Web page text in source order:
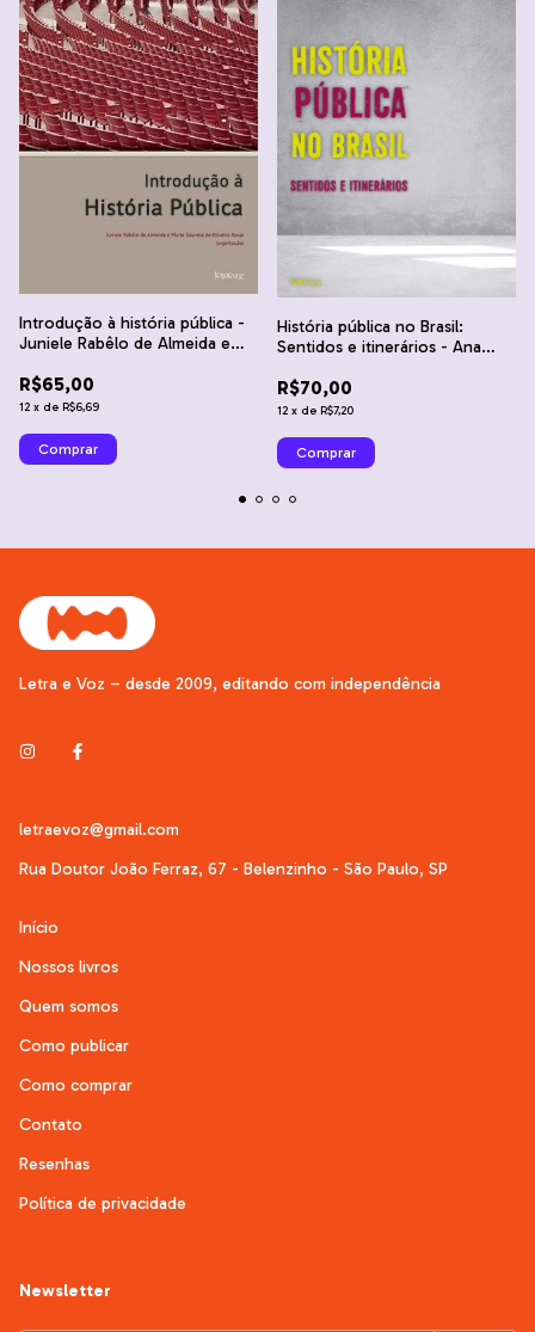
Introdução à história pública -
Juniele Rabêlo de Almeida e
Rovai
R$65,00
12 x de R$6,69
História pública no Brasil:
Sentidos e itinerários - Ana
Almeida e Ricardo Santhiago
R$70,00
12 x de R$7,20
Letra e Voz – desde 2009, editando com independência
letraevoz@gmail.com
Rua Doutor João Ferraz, 67 - Belenzinho - São Paulo, SP
Início
Nossos livros
Quem somos
Como publicar
Como comprar
Contato
Resenhas
Política de privacidade
Newsletter